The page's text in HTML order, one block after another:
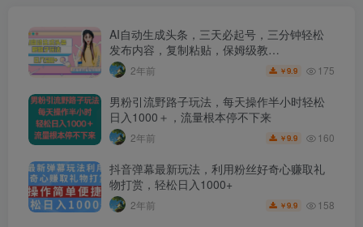
AI自动生成头条，三天必起号，三分钟轻松
发布内容，复制粘贴，保姆级教…
2年前 ￥9.9 175
男粉引流野路子玩法，每天操作半小时轻松
日入1000＋，流量根本停不下来
2年前 ￥9.9 160
抖音弹幕最新玩法，利用粉丝好奇心赚取礼
物打赏，轻松日入1000+
2年前 ￥9.9 158